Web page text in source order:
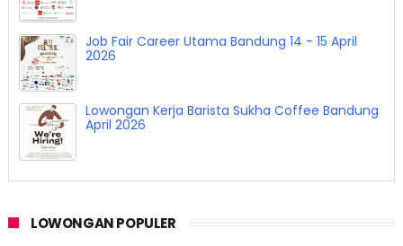
Maranatha Job Fair (MJF) 29 - 30 April 2026
Job Fair Career Utama Bandung 14 - 15 April
2026
LOWONGAN POPULER